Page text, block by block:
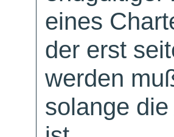
eines
der erst
werden
solange